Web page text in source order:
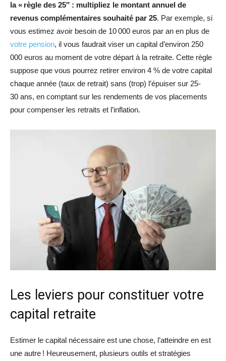
la « règle des 25″ : multipliez le montant annuel de
revenus complémentaires souhaité par 25. Par exemple, si
vous estimez avoir besoin de 10 000 euros par an en plus de
votre pension, il vous faudrait viser un capital d’environ 250
000 euros au moment de votre départ à la retraite. Cette règle
suppose que vous pourrez retirer environ 4 % de votre capital
chaque année (taux de retrait) sans (trop) l’épuiser sur 25-
30 ans, en comptant sur les rendements de vos placements
pour compenser les retraits et l’inflation.
Les leviers pour constituer votre
capital retraite
Estimer le capital nécessaire est une chose, l’atteindre en est
une autre ! Heureusement, plusieurs outils et stratégies